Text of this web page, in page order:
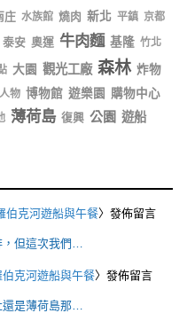
庄 水族館 燒肉 新北 平鎮 京都
泰安 奧運 牛肉麵 基隆 竹北
大園 觀光工廠 森林 炸物
人物 博物館 遊樂園 購物中心
薄荷島 復興 公園 遊船
伯克河遊船與午餐〉發佈留言
但這次我們…
克河遊船與午餐〉發佈留言
是薄荷島那…